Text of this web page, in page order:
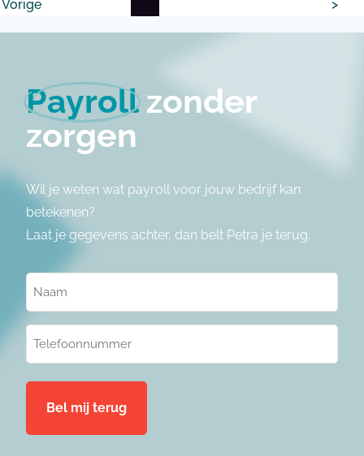
Vorige
>
Payrollzonder
zorgen
Wil je weten wat payroll voor jouw bedrijf kan
betekenen?
Laat je gegevens achter, dan belt Petra je terug.